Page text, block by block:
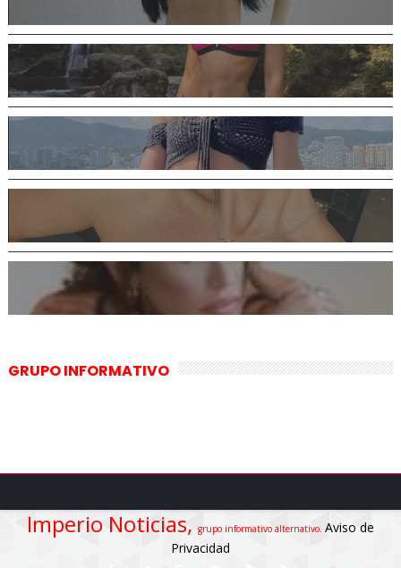
GRUPO INFORMATIVO
Imperio Noticias, grupo informativo alternativo. Aviso de
Privacidad